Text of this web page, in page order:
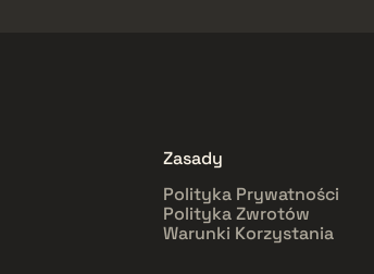
Zasady
Polityka Prywatności
Polityka Zwrotów
Warunki Korzystania